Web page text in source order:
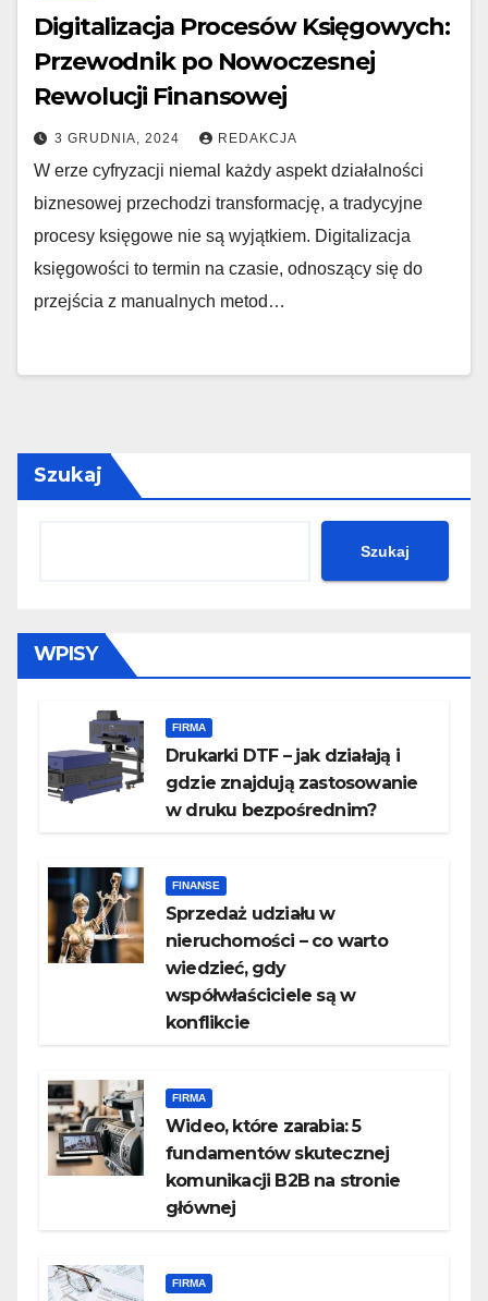
Digitalizacja Procesów Księgowych:
Przewodnik po Nowoczesnej
Rewolucji Finansowej
3 GRUDNIA, 2024 REDAKCJA
W erze cyfryzacji niemal każdy aspekt działalności
biznesowej przechodzi transformację, a tradycyjne
procesy księgowe nie są wyjątkiem. Digitalizacja
księgowości to termin na czasie, odnoszący się do
przejścia z manualnych metod…
Szukaj
Szukaj
WPISY
FIRMA
Drukarki DTF – jak działają i
gdzie znajdują zastosowanie
w druku bezpośrednim?
FINANSE
Sprzedaż udziału w
nieruchomości – co warto
wiedzieć, gdy
współwłaściciele są w
konflikcie
FIRMA
Wideo, które zarabia: 5
fundamentów skutecznej
komunikacji B2B na stronie
głównej
FIRMA